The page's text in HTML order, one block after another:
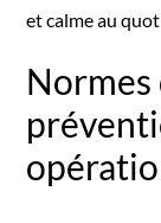
et calme au
Normes